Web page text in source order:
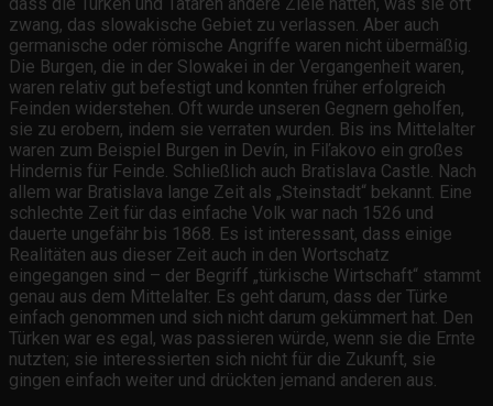
zwang, das slowakische Gebiet zu verlassen. Aber auch
germanische oder römische Angriffe waren nicht übermäßig.
Die Burgen, die in der Slowakei in der Vergangenheit waren,
waren relativ gut befestigt und konnten früher erfolgreich
Feinden widerstehen. Oft wurde unseren Gegnern geholfen,
sie zu erobern, indem sie verraten wurden. Bis ins Mittelalter
waren zum Beispiel Burgen in Devín, in Fiľakovo ein großes
Hindernis für Feinde. Schließlich auch Bratislava Castle. Nach
allem war Bratislava lange Zeit als „Steinstadt“ bekannt. Eine
schlechte Zeit für das einfache Volk war nach 1526 und
dauerte ungefähr bis 1868. Es ist interessant, dass einige
Realitäten aus dieser Zeit auch in den Wortschatz
eingegangen sind – der Begriff „türkische Wirtschaft“ stammt
genau aus dem Mittelalter. Es geht darum, dass der Türke
einfach genommen und sich nicht darum gekümmert hat. Den
Türken war es egal, was passieren würde, wenn sie die Ernte
nutzten; sie interessierten sich nicht für die Zukunft, sie
gingen einfach weiter und drückten jemand anderen aus.